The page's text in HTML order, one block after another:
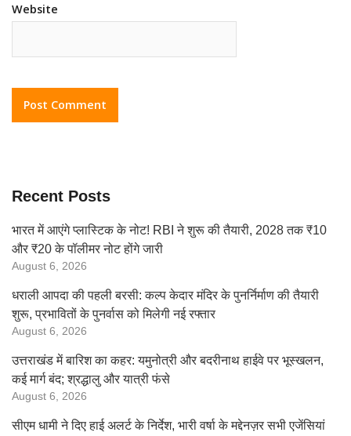
Website
Recent Posts
भारत में आएंगे प्लास्टिक के नोट! RBI ने शुरू की तैयारी, 2028 तक ₹10
और ₹20 के पॉलीमर नोट होंगे जारी
August 6, 2026
धराली आपदा की पहली बरसी: कल्प केदार मंदिर के पुनर्निर्माण की तैयारी
शुरू, प्रभावितों के पुनर्वास को मिलेगी नई रफ्तार
August 6, 2026
उत्तराखंड में बारिश का कहर: यमुनोत्री और बदरीनाथ हाईवे पर भूस्खलन,
कई मार्ग बंद; श्रद्धालु और यात्री फंसे
August 6, 2026
सीएम धामी ने दिए हाई अलर्ट के निर्देश, भारी वर्षा के मद्देनज़र सभी एजेंसियां